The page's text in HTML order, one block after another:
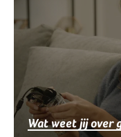
Wat weet jij over